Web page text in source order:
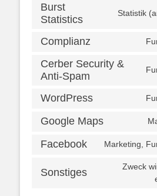
Burst
Statistics
Statistik
Complianz
Cerber Security &
Anti-Spam
WordPress
Google Maps
Facebook Marketing,
Sonstiges
Zweck